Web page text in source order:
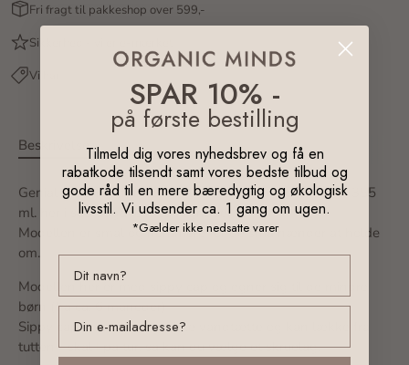
Fri fragt til pakkeshop over 599,-
Sikkerhed - vi er e-mærket
Vi har
Beskrivelse
Genial ståldrikkeflaske fra Klean Kanteen, der rummer 355
ml. her i sød udgave med regnbuer
Modellen er smal og nemmere for de små hænder at holde
om.
Modellen her er med sippy cap og egner sig til de mindre
børn (fra ca. 6 måneder)
Sippy cap modellerne er ikke vandtætte og kan lække fra
tutten - skal I på tur, så kan du vælge et skruelåg.
SPAR 10% -
på første bestilling
Tilmeld dig vores nyhedsbrev og få en
rabatkode tilsendt samt vores bedste tilbud og
gode råd til en mere bæredygtig og økologisk
livsstil. Vi udsender ca. 1 gang om ugen.
*Gælder ikke nedsatte varer